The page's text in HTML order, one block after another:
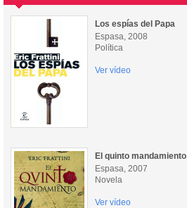
Los espías del Papa
Espasa, 2008
Política
Ver vídeo
El quinto mandamiento
Espasa, 2007
Novela
Ver vídeo